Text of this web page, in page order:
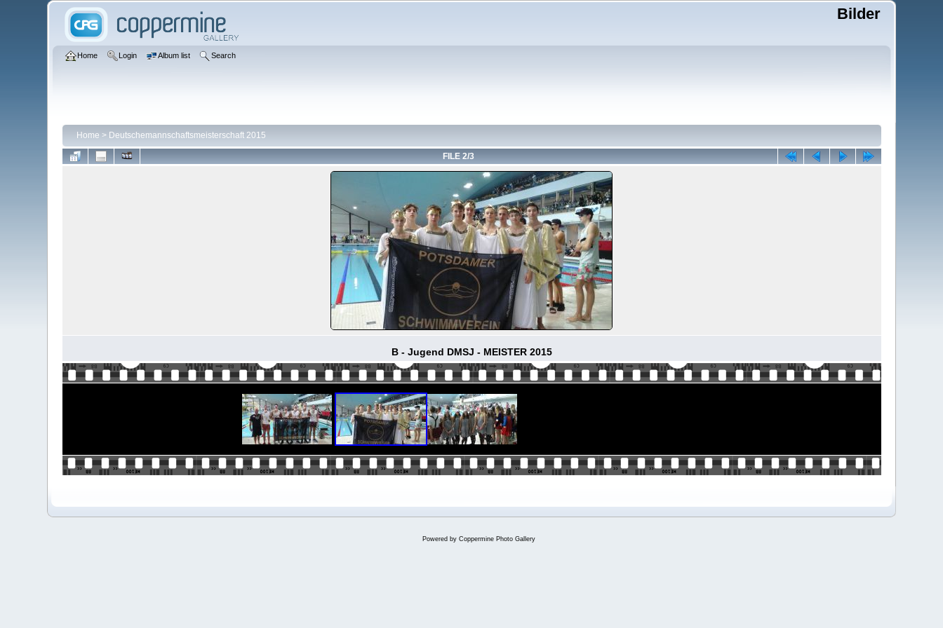
Bilder
Home Login Album list Search
Home > Deutschemannschaftsmeisterschaft 2015
FILE 2/3
B - Jugend DMSJ - MEISTER 2015
Powered by Coppermine Photo Gallery